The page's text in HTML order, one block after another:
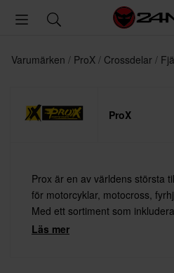
Varumärken ProX Crossdelar
ProX
Prox är en av världens största
för motorcyklar, motocross,
Med ett sortiment som
lager, kopplingsfjädrar, ventiler
Läs mer